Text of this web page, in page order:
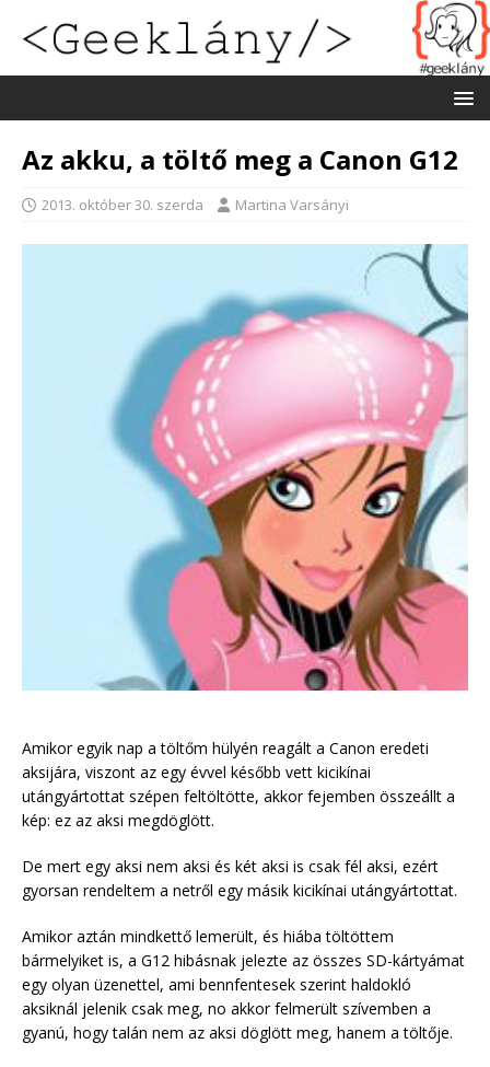
Az akku, a töltő meg a Canon G12
2013. október 30. szerda Martina Varsányi
Amikor egyik nap a töltőm hülyén reagált a Canon eredeti
aksijára, viszont az egy évvel később vett kicikínai
utángyártottat szépen feltöltötte, akkor fejemben összeállt a
kép: ez az aksi megdöglött.
De mert egy aksi nem aksi és két aksi is csak fél aksi, ezért
gyorsan rendeltem a netről egy másik kicikínai utángyártottat.
Amikor aztán mindkettő lemerült, és hiába töltöttem
bármelyiket is, a G12 hibásnak jelezte az összes SD-kártyámat
egy olyan üzenettel, ami bennfentesek szerint haldokló
aksiknál jelenik csak meg, no akkor felmerült szívemben a
gyanú, hogy talán nem az aksi döglött meg, hanem a töltője.